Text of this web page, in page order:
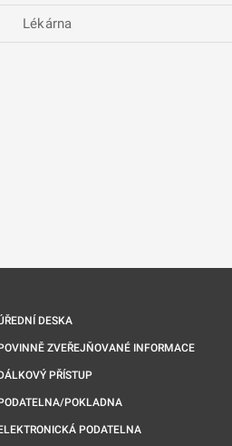
Lékárna
DESKA
ZVEŘEJŇOVANÉ INFORMACE
PŘÍSTUP
POKLADNA
PODATELNA